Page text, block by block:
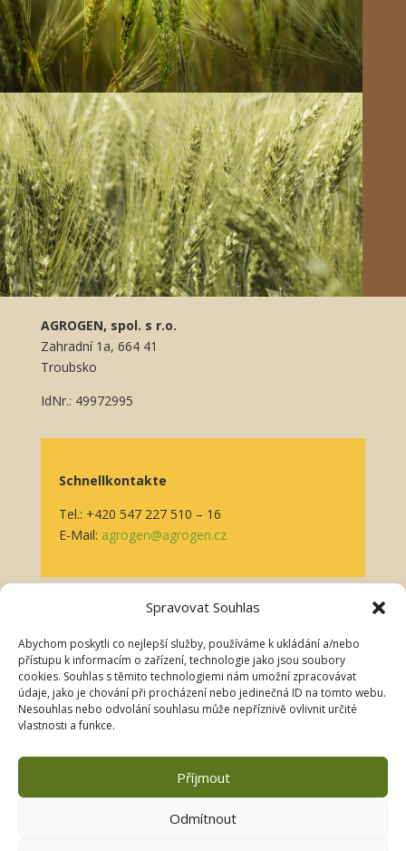
Spravovat Souhlas
Abychom poskytli co nejlepší služby, používáme k ukládání a/nebo
přístupu k informacím o zařízení, technologie jako jsou soubory
cookies. Souhlas s těmito technologiemi nám umožní zpracovávat
údaje, jako je chování při procházení nebo jedinečná ID na tomto webu.
Nesouhlas nebo odvolání souhlasu může nepříznivě ovlivnit určité
vlastnosti a funkce.
Příjmout
Odmítnout
AGROGEN, spol. s r.o.
Zahradní 1a, 664 41
Troubsko
IdNr.: 49972995
Schnellkontakte
Tel.: +420 547 227 510 – 16
E-Mail: agrogen@agrogen.cz
Datenschutzerklärung
Cookies
C, Einlage 13728 eingetragen